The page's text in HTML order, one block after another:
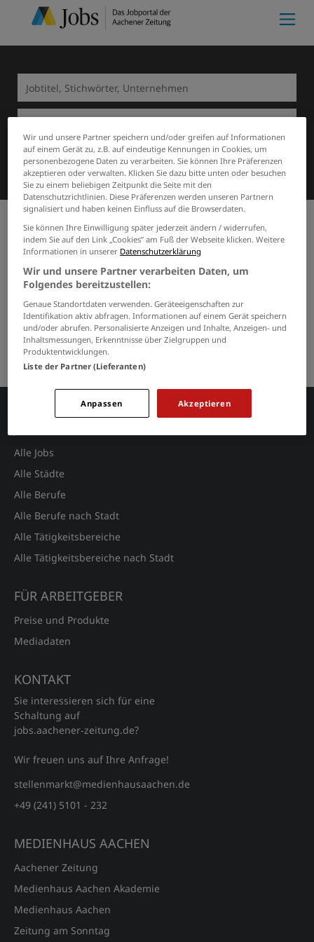
Suchen
Start Heinsberg Rechtswesen Meine Merkliste
0 Rechtswesen Jobs in
Heinsberg
GRENZEN SIE IHRE SUCHE EIN
Keine Suchergebnisse gefunden.
Alle Jobs
Alle Städte
Alle Berufe
Alle Berufe nach Stadt
Alle Tätigkeitsbereiche
Alle Tätigkeitsbereiche nach Stadt
FÜR ARBEITGEBER
Preise und Produkte
Mediadaten
KONTAKT
Sie interessieren sich für eine
Schaltung auf
jobs.aachener‑zeitung.de?
Wir freuen uns auf Ihre Anfrage!
stellenmarkt@medienhausaachen.de
+49 (241) 5101 - 232
MEDIENHAUS AACHEN
Aachener Zeitung
Medienhaus Aachen Akademie
Medienhaus Aachen
Zeitung am Sonntag
Wir und unsere Partner speichern und/oder greifen auf Informationen
auf einem Gerät zu, z.B. auf eindeutige Kennungen in Cookies, um
personenbezogene Daten zu verarbeiten. Sie können Ihre Präferenzen
akzeptieren oder verwalten. Klicken Sie dazu bitte unten oder besuchen
Sie zu einem beliebigen Zeitpunkt die Seite mit den
Datenschutzrichtlinien. Diese Präferenzen werden unseren Partnern
signalisiert und haben keinen Einfluss auf die Browserdaten.
Sie können Ihre Einwilligung später jederzeit ändern / widerrufen,
indem Sie auf den Link „Cookies” am Fuß der Webseite klicken. Weitere
Informationen in unserer Datenschutzerklärung
Wir und unsere Partner verarbeiten Daten, um
Folgendes bereitzustellen:
Genaue Standortdaten verwenden. Geräteeigenschaften zur
Identifikation aktiv abfragen. Informationen auf einem Gerät speichern
und/oder abrufen. Personalisierte Anzeigen und Inhalte, Anzeigen- und
Inhaltsmessungen, Erkenntnisse über Zielgruppen und
Produktentwicklungen.
Liste der Partner (Lieferanten)
Akzeptieren
Anpassen